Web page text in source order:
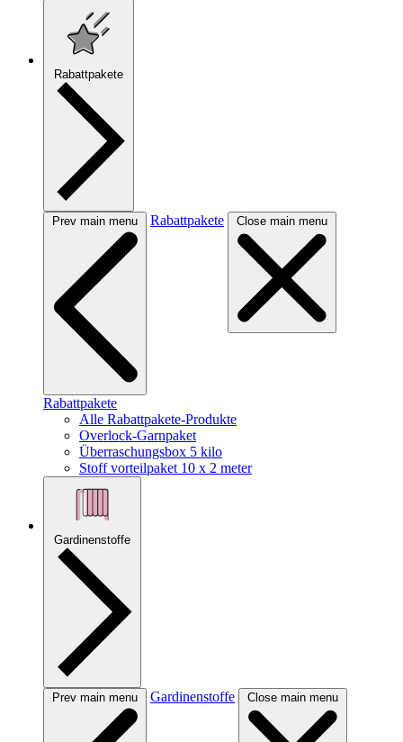
Rabattpakete
Prev main menu Rabattpakete Close main menu
Rabattpakete
Alle Rabattpakete-Produkte
Overlock-Garnpaket
Überraschungsbox 5 kilo
Stoff vorteilpaket 10 x 2 meter
Gardinenstoffe
Prev main menu Gardinenstoffe Close main menu